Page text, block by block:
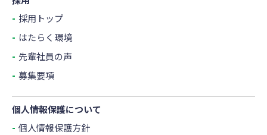
採用トップ
はたらく環境
先輩社員の声
募集要項
個人情報保護について
個人情報保護方針